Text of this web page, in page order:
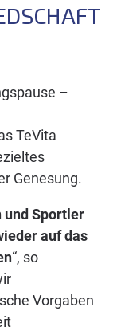
–
TeVita
Genesung.
und Sportler
auf das
“, so
Vorgaben